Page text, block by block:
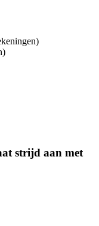
strijd aan met